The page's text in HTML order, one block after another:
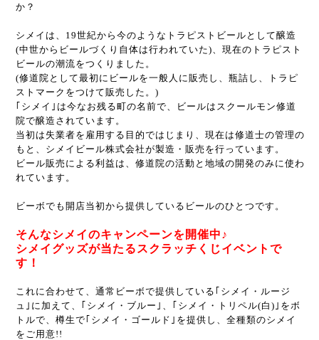
か？
シメイは、19世紀から今のようなトラピストビールとして醸造
(中世からビールづくり自体は行われていた)、現在のトラピスト
ビールの潮流をつくりました。
(修道院として最初にビールを一般人に販売し、瓶詰し、トラピ
ストマークをつけて販売した。)
｢シメイ｣は今なお残る町の名前で、ビールはスクールモン修道
院で醸造されています。
当初は失業者を雇用する目的ではじまり、現在は修道士の管理の
もと、シメイビール株式会社が製造・販売を行っています。
ビール販売による利益は、修道院の活動と地域の開発のみに使わ
れています。
ビーボでも開店当初から提供しているビールのひとつです。
そんなシメイのキャンペーンを開催中♪
シメイグッズが当たるスクラッチくじイベントで
す！
これに合わせて、通常ビーボで提供している｢シメイ・ルージ
ュ｣に加えて、｢シメイ・ブルー｣、｢シメイ・トリペル(白)｣をボ
トルで、樽生で｢シメイ・ゴールド｣を提供し、全種類のシメイ
をご用意!!